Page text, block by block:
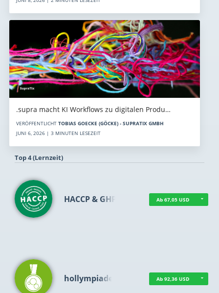
.supra macht KI Workflows zu digitalen Produ…
VERÖFFENTLICHT TOBIAS GOECKE (GÖCKE) - SUPRATIX GMBH
JUNI 6, 2026 | 3 MINUTEN LESEZEIT
Top 4 (Lernzeit)
HACCP & GHP Ab 67,05 USD
hollympiade Ab 92,36 USD